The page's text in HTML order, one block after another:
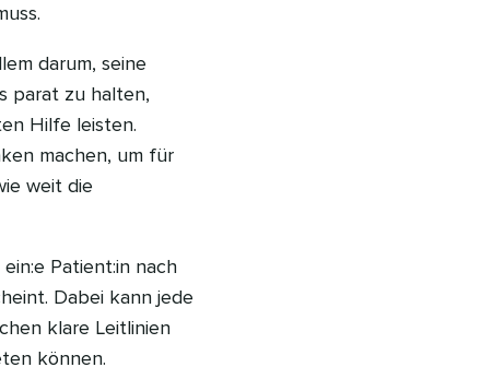
darum, seine
parat zu halten,
Hilfe leisten.
machen, um für
weit die
Patient:in nach
Dabei kann jede
klare Leitlinien
können.